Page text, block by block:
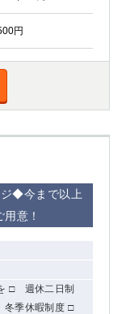
円
ジ◆今まで以上
意！
□ 週休二日制
冬季休暇制度 □